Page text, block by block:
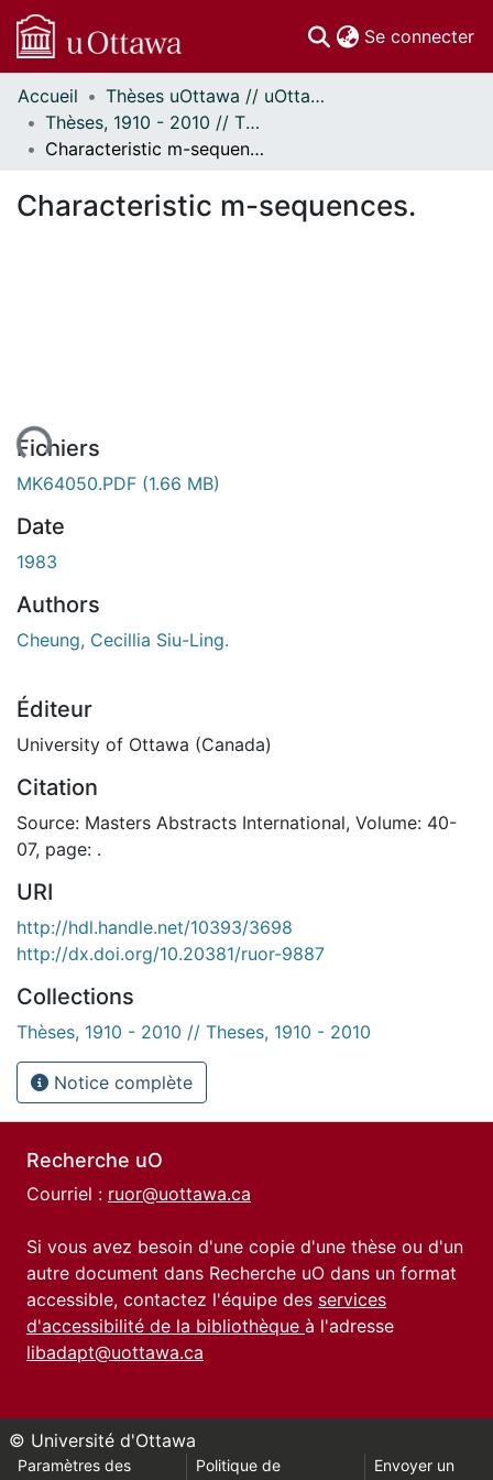
Se connecter
Communautés
et collections
Parcourir
À propos
Accueil
Thèses uOttawa // uOttawa Theses
Thèses, 1910 - 2010 // Theses, 1910 - 2010
Characteristic m-sequences.
Characteristic m-sequences.
Fichiers
MK64050.PDF (1.66 MB)
Date
1983
Authors
Cheung, Cecillia Siu-Ling.
Éditeur
University of Ottawa (Canada)
Citation
Source: Masters Abstracts International, Volume: 40-
07, page: .
URI
http://hdl.handle.net/10393/3698
http://dx.doi.org/10.20381/ruor-9887
Collections
Thèses, 1910 - 2010 // Theses, 1910 - 2010
Notice complète
Recherche uO
Courriel : ruor@uottawa.ca
Si vous avez besoin d'une copie d'une thèse ou d'un
autre document dans Recherche uO dans un format
accessible, contactez l'équipe des services
d'accessibilité de la bibliothèque à l'adresse
libadapt@uottawa.ca
© Université d'Ottawa
Paramètres des
Politique de
Envoyer un